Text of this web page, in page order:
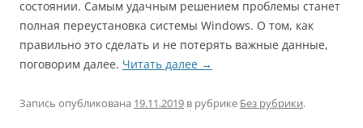
состоянии. Самым удачным решением проблемы станет
полная переустановка системы Windows. О том, как
правильно это сделать и не потерять важные данные,
поговорим далее. Читать далее →
Запись опубликована 19.11.2019 в рубрике Без рубрики.